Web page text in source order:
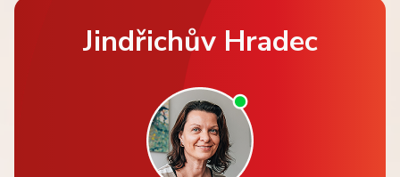
Jindřichův Hradec